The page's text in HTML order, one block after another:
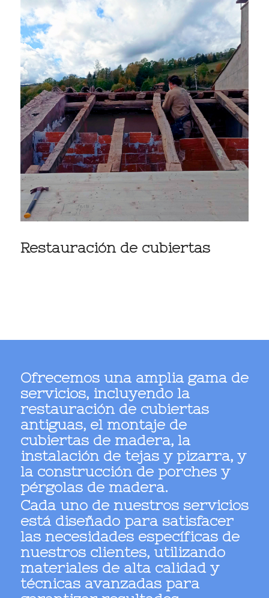
Restauración de cubiertas
Ofrecemos una amplia gama de
servicios, incluyendo la
restauración de cubiertas
antiguas, el montaje de
cubiertas de madera, la
instalación de tejas y pizarra, y
la construcción de porches y
pérgolas de madera.
Cada uno de nuestros servicios
está diseñado para satisfacer
las necesidades específicas de
nuestros clientes, utilizando
materiales de alta calidad y
técnicas avanzadas para